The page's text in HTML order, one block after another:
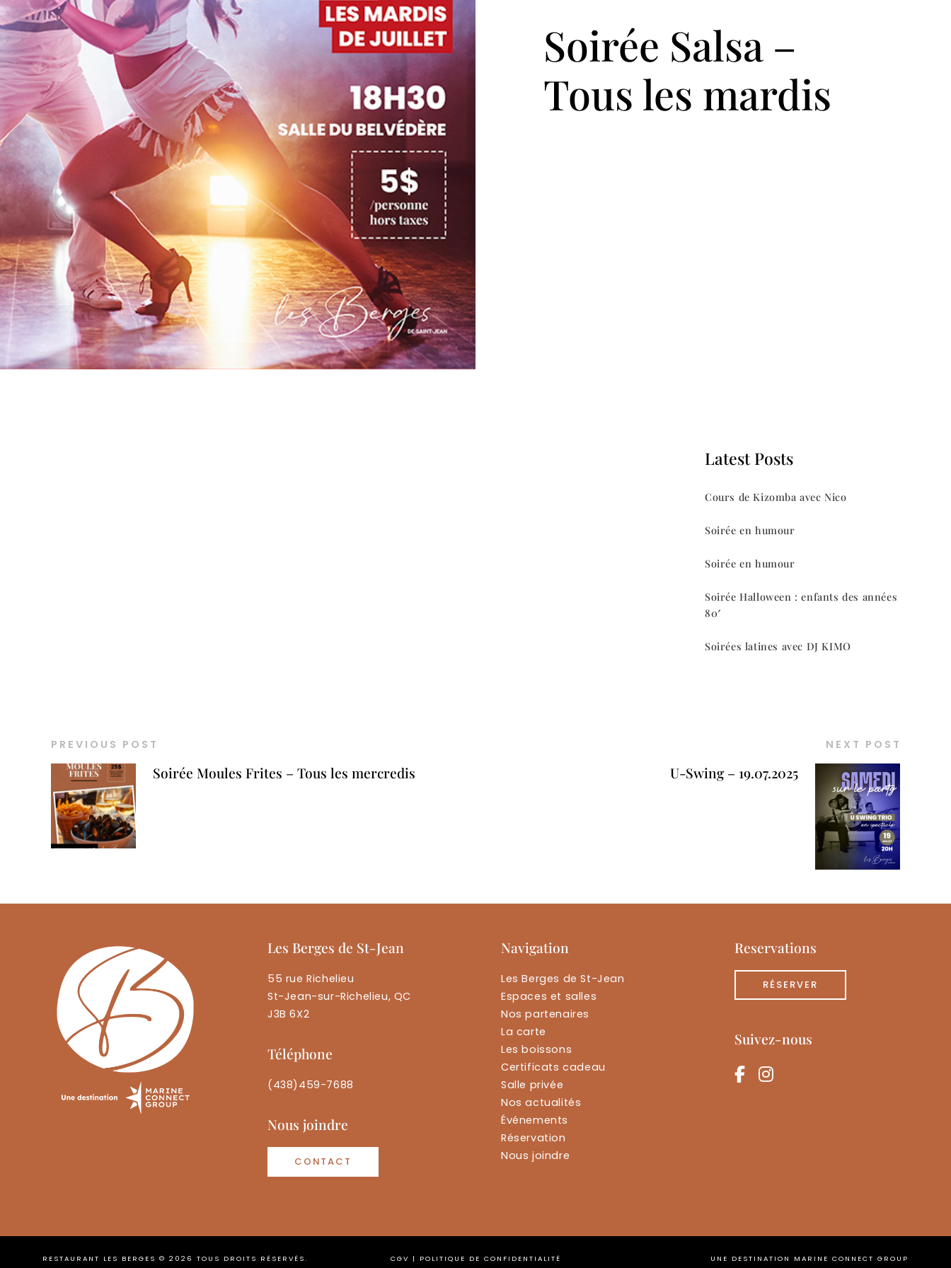
Soirée Salsa –
Tous les mardis
Latest Posts
Cours de Kizomba avec Nico
Soirée en humour
Soirée en humour
Soirée Halloween : enfants des années
80′
Soirées latines avec DJ KIMO
PREVIOUS POST
Soirée Moules Frites – Tous les mercredis
NEXT POST
U-Swing – 19.07.2025
Les Berges de St-Jean
55 rue Richelieu
St-Jean-sur-Richelieu, QC
J3B 6X2
Téléphone
(438)459-7688
Nous joindre
CONTACT
Navigation
Les Berges de St-Jean
Espaces et salles
Nos partenaires
La carte
Les boissons
Certificats cadeau
Salle privée
Nos actualités
Événements
Réservation
Nous joindre
Reservations
RÉSERVER
Suivez-nous
facebook-f
instagram
RESTAURANT LES BERGES © 2026 TOUS DROITS RÉSERVÉS. CGV | POLITIQUE DE CONFIDENTIALITÉ UNE DESTINATION MARINE CONNECT GROUP